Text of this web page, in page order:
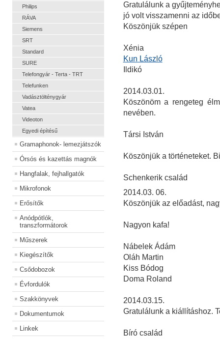
Philips
RÁVA
Siemens
SRT
Standard
SURE
Telefongyár - Terta - TRT
Telefunken
Vadásztölténygyár
Vatea
Videoton
Egyedi építésű
Gramaphonok- lemezjátszók
Órsós és kazettás magnók
Hangfalak, fejhallgatók
Mikrofonok
Erősítők
Anódpótlók,
transzformátorok
Műszerek
Kiegészítők
Csődobozok
Évfordulók
Szakkönyvek
Dokumentumok
Linkek
Gratulálunk a
jó volt visszamenni az
Köszönjük szépen
Xénia
Kun László
Ildikó
2014.03.01.
Köszönöm a rengeteg
nevében.
Társi István
Köszönjük a történeteket.
Schenkerik család
2014.03. 06.
Köszönjük az előadást,
Nagyon kafa!
Nábelek Ádám
Oláh Martin
Kiss Bódog
Doma Roland
2014.03.15.
Gratulálunk a kiállításhoz.
Bíró család